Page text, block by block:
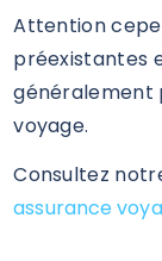
Attention
préexistantes
généralement
voyage.
Consultez
assurance